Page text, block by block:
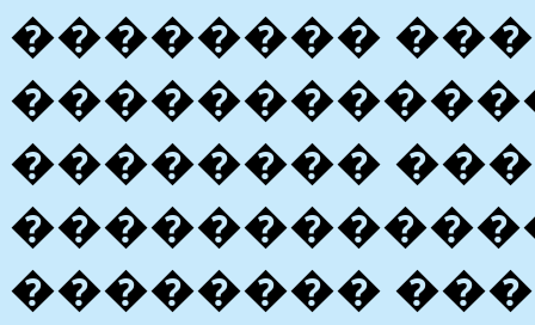
��������
��������
��������